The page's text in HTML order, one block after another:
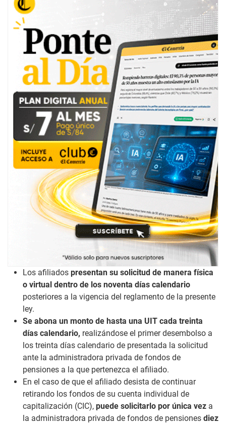
Los afiliados presentan su solicitud de manera física
o virtual dentro de los noventa días calendario
posteriores a la vigencia del reglamento de la presente
ley.
Se abona un monto de hasta una UIT cada treinta
días calendario, realizándose el primer desembolso a
los treinta días calendario de presentada la solicitud
ante la administradora privada de fondos de
pensiones a la que pertenezca el afiliado.
En el caso de que el afiliado desista de continuar
retirando los fondos de su cuenta individual de
capitalización (CIC), puede solicitarlo por única vez a
la administradora privada de fondos de pensiones diez